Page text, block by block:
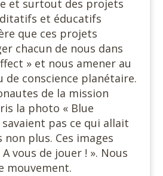
et surtout des projets
et éducatifs
que ces projets
chacun de nous dans
» et nous amener au
de conscience planétaire.
de la mission
la photo « Blue
pas ce qui allait
non plus. Ces images
vous de jouer ! ». Nous
mouvement.